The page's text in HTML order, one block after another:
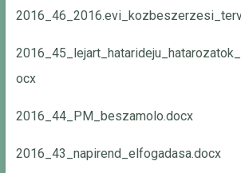
ocx
2016_44_PM_beszamolo.docx
2016_43_napirend_elfogadasa.docx